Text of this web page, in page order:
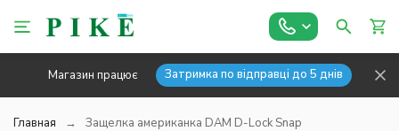
Магазин працює Затримка по відправці до 5 днів
Главная Защелка американка DAM D-Lock Snap